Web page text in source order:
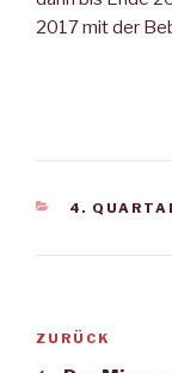
2017 mit der
4.
Vorheriger
ZURÜCK